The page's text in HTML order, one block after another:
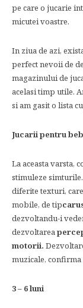
pe care o jucarie
micutei voastre.
In ziua de azi,
perfect nevoii de
magazinului de
acelasi timp utile.
si am gasit o lista
Jucarii pentru
La aceasta varsta,
stimuleze
diferite texturi,
mobile, de tip
dezvoltandu-i
dezvoltarea
motorii.
muzicale, confirma
3 – 6 luni